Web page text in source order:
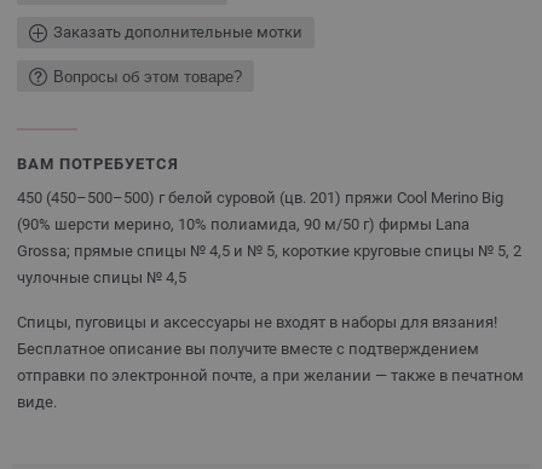
Заказать дополнительные мотки
Вопросы об этом товаре?
ВАМ ПОТРЕБУЕТСЯ
450 (450–500–500) г белой суровой (цв. 201) пряжи Cool Merino Big
(90% шерсти мерино, 10% полиамида, 90 м/50 г) фирмы Lana
Grossa; прямые спицы № 4,5 и № 5, короткие круговые спицы № 5, 2
чулочные спицы № 4,5
Спицы, пуговицы и аксессуары не входят в наборы для вязания!
Бесплатное описание вы получите вместе с подтверждением
отправки по электронной почте, а при желании — также в печатном
виде.